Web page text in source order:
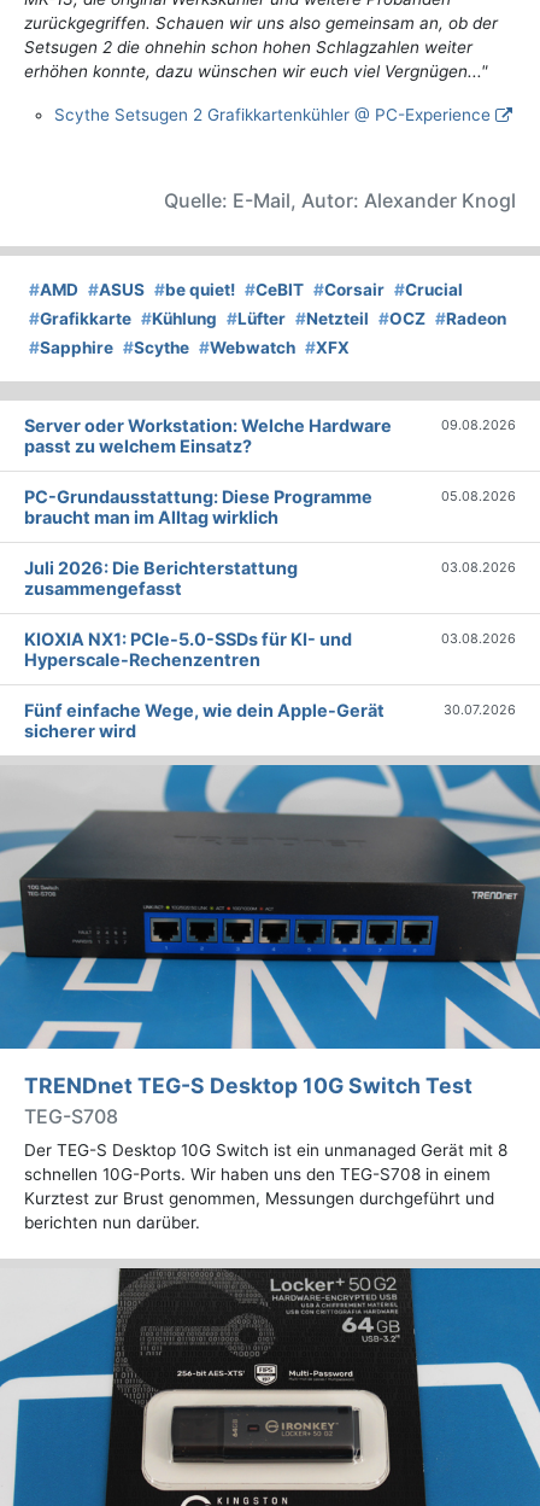
zurückgegriffen. Schauen wir uns also gemeinsam an, ob der
Setsugen 2 die ohnehin schon hohen Schlagzahlen weiter
erhöhen konnte, dazu wünschen wir euch viel Vergnügen..."
Scythe Setsugen 2 Grafikkartenkühler @ PC-Experience
Quelle: E-Mail, Autor: Alexander Knogl
#AMD #ASUS #be quiet! #CeBIT #Corsair #Crucial
#Grafikkarte #Kühlung #Lüfter #Netzteil #OCZ #Radeon
#Sapphire #Scythe #Webwatch #XFX
Server oder Workstation: Welche Hardware
passt zu welchem Einsatz?
09.08.2026
PC-Grundausstattung: Diese Programme
braucht man im Alltag wirklich
05.08.2026
Juli 2026: Die Bericht­erstattung
zusammengefasst
03.08.2026
KIOXIA NX1: PCIe-5.0-SSDs für KI- und
Hyperscale-Rechenzentren
03.08.2026
Fünf einfache Wege, wie dein Apple-Gerät
sicherer wird
30.07.2026
TRENDnet TEG-S Desktop 10G Switch Test
TEG-S708
Der TEG-S Desktop 10G Switch ist ein unmanaged Gerät mit 8
schnellen 10G-Ports. Wir haben uns den TEG-S708 in einem
Kurztest zur Brust genommen, Messungen durchgeführt und
berichten nun darüber.